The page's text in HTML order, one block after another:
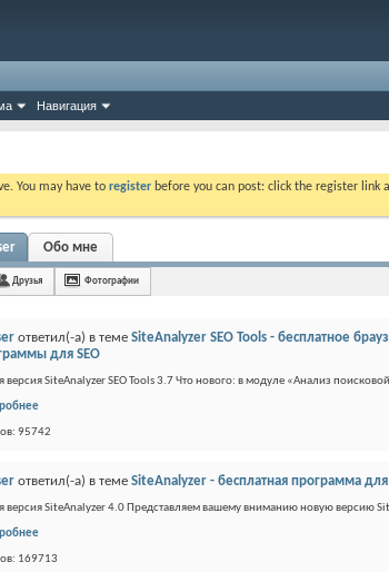
Навигация
You may have to register before you can post: click the register
Обо мне
Друзья Фотографии
ответил(-а) в теме SiteAnalyzer SEO Tools - бесплатное
для SEO
версия SiteAnalyzer SEO Tools 3.7 Что нового: в модуле «Анализ
95742
ответил(-а) в теме SiteAnalyzer - бесплатная программа для
версия SiteAnalyzer 4.0 Представляем вашему вниманию новую версию
169713